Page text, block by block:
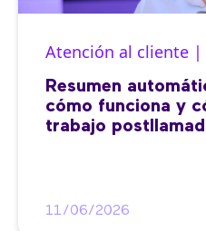
Atención al cliente |
Resumen
cómo funciona y
trabajo
11/06/2026